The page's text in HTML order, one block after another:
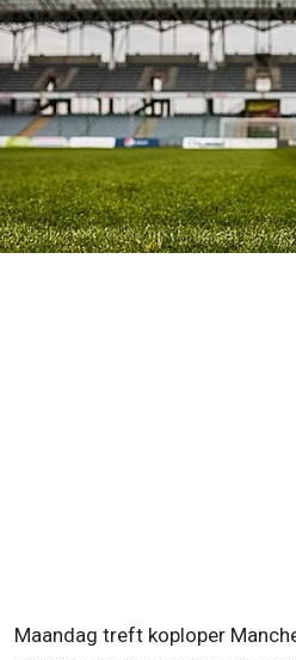
Maandag treft koploper